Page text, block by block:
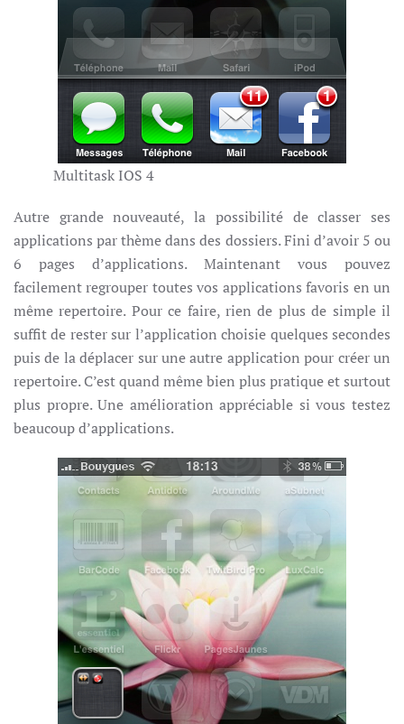
Multitask IOS 4
Autre grande nouveauté, la possibilité de classer ses
applications par thème dans des dossiers. Fini d’avoir 5 ou
6 pages d’applications. Maintenant vous pouvez
facilement regrouper toutes vos applications favoris en un
même repertoire. Pour ce faire, rien de plus de simple il
suffit de rester sur l’application choisie quelques secondes
puis de la déplacer sur une autre application pour créer un
repertoire. C’est quand même bien plus pratique et surtout
plus propre. Une amélioration appréciable si vous testez
beaucoup d’applications.